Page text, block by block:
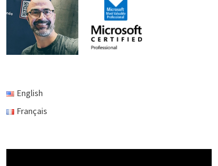
English
Français